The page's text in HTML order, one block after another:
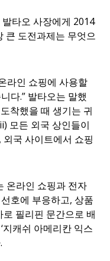
타오 사장에게 2014
큰 도전과제는 무엇으
라인 쇼핑에 사용할
다.” 발타오는 말했
착했을 때 생기는 귀
모든 외국 상인들이
국 사이트에서 쇼핑
온라인 쇼핑과 전자
호에 부응하고, 상품
필리핀 문간으로 배
캐쉬 아메리칸 익스